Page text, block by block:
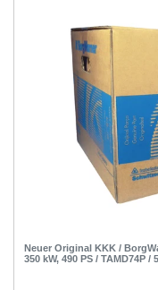
Neuer Original KKK /
350 kW, 490 PS / TAMD74P /